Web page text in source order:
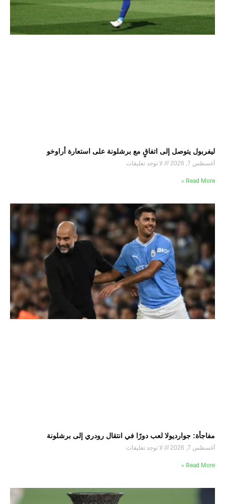
ليفربول يتوصل إلى اتفاقٍ مع برشلونة على استعارة أراوخو
أغسطس 7, 2026 لا توجد تعليقات
Read More »
مفاجأة: جوارديولا لعب دورًا في انتقال رودري إلى برشلونة
أغسطس 7, 2026 لا توجد تعليقات
Read More »